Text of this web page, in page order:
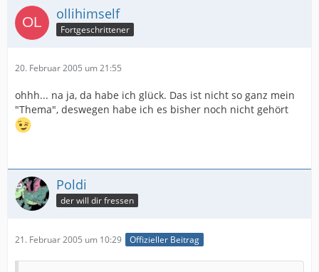
ollihimself
Fortgeschrittener
20. Februar 2005 um 21:55
ohhh... na ja, da habe ich glück. Das ist nicht so ganz mein
"Thema", deswegen habe ich es bisher noch nicht gehört
Poldi
der will dir fressen
21. Februar 2005 um 10:29 Offizieller Beitrag